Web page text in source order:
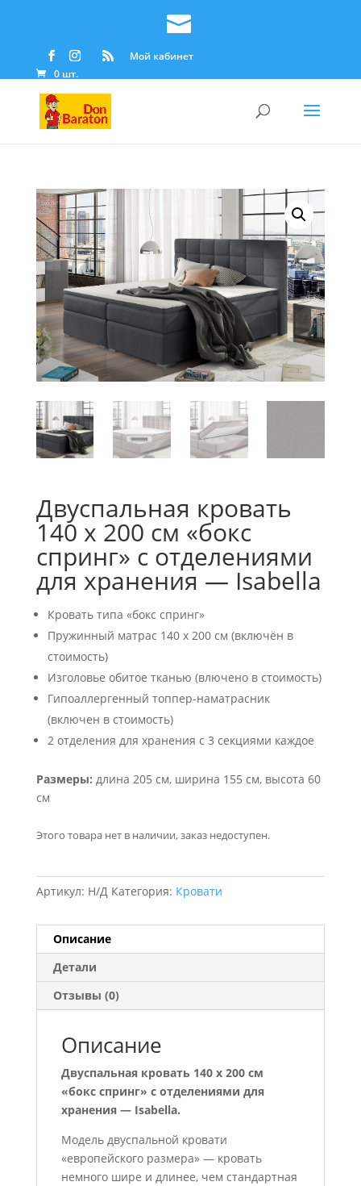
Мой кабинет
0 шт.
Двуспальная кровать
140 x 200 см «бокс
спринг» с отделениями
для хранения — Isabella
Кровать типа «бокс спринг»
Пружинный матрас 140 x 200 см (включён в
стоимость)
Изголовье обитое тканью (влючено в стоимость)
Гипоаллергенный топпер-наматрасник
(включен в стоимость)
2 отделения для хранения с 3 секциями каждое
Размеры: длина 205 см, ширина 155 см, высота 60
см
Этого товара нет в наличии, заказ недоступен.
Артикул: Н/Д Категория: Кровати
Описание
Детали
Отзывы (0)
Описание
Двуспальная кровать 140 x 200 см
«бокс спринг» с отделениями для
хранения — Isabella.
Модель двуспальной кровати
«европейского размера» — кровать
немного шире и длинее, чем стандартная